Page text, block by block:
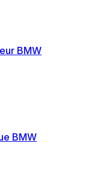
BMW
BMW